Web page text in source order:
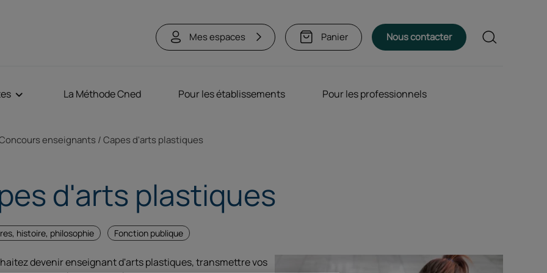
Mes espaces Panier Nous contacter Rechercher
La Méthode Cned Pour les établissements Pour les professionnels
enseignants Capes d'arts plastiques
d'arts plastiques
histoire, philosophie Fonction publique
devenir enseignant d'arts plastiques, transmettre vos